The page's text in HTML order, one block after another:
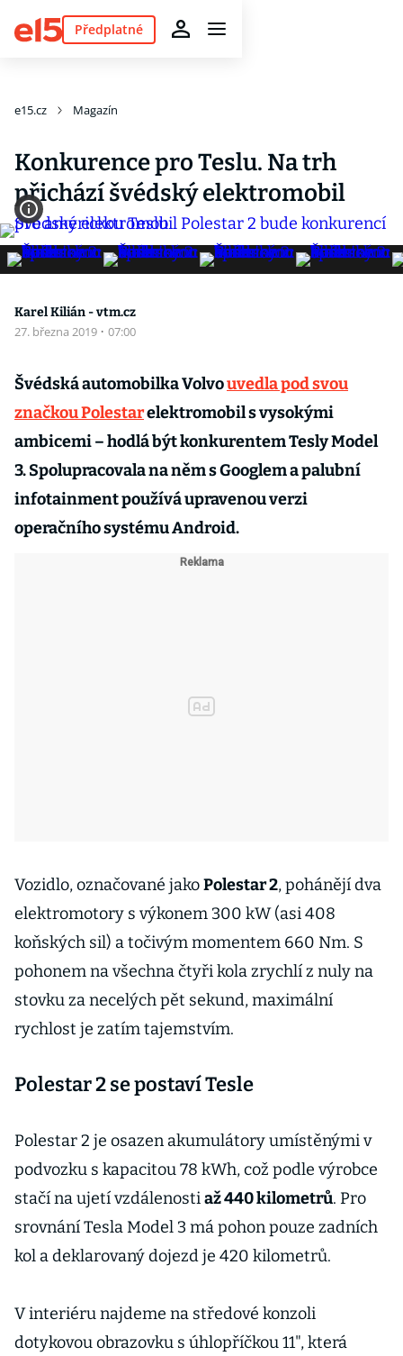
Předplatné
e15.cz Magazín
Konkurence pro Teslu. Na trh
přichází švédský elektromobil
Karel Kilián - vtm.cz
27. března 2019 · 07:00
Švédská automobilka Volvouvedla pod svou
značkou Polestarelektromobil s vysokými
ambicemi – hodlá být konkurentem Tesly Model
3. Spolupracovala na něm s Googlem a palubní
infotainment používá upravenou verzi
operačního systému Android.
Vozidlo, označované jakoPolestar 2, pohánějí dva
elektromotory s výkonem 300 kW (asi 408
koňských sil) a točivým momentem 660 Nm. S
pohonem na všechna čtyři kola zrychlí z nuly na
stovku za necelých pět sekund, maximální
rychlost je zatím tajemstvím.
Polestar 2 se postaví Tesle
Polestar 2 je osazen akumulátory umístěnými v
podvozku s kapacitou 78 kWh, což podle výrobce
stačí na ujetí vzdálenostiaž 440 kilometrů. Pro
srovnání Tesla Model 3 má pohon pouze zadních
kol a deklarovaný dojezd je 420 kilometrů.
V interiéru najdeme na středové konzoli
dotykovou obrazovku s úhlopříčkou 11", která